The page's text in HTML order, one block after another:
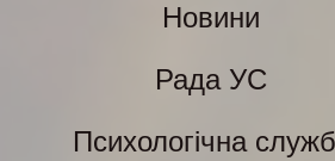
Новини
Рада УС
Психологічна